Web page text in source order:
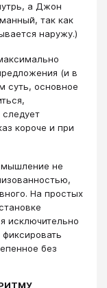
а Джон
так как
наружу.)
(и в
суть, основное
короче и при
мышление не
На простых
исключительно
без